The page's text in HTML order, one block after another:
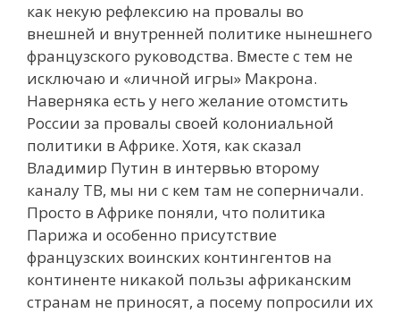
как некую рефлексию на провалы во
внешней и внутренней политике нынешнего
французского руководства. Вместе с тем не
исключаю и «личной игры» Макрона.
Наверняка есть у него желание отомстить
России за провалы своей колониальной
политики в Африке. Хотя, как сказал
Владимир Путин в интервью второму
каналу ТВ, мы ни с кем там не соперничали.
Просто в Африке поняли, что политика
Парижа и особенно присутствие
французских воинских контингентов на
континенте никакой пользы африканским
странам не приносят, а посему попросили их